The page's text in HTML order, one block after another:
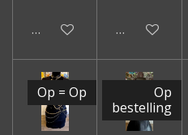
In winkelwagenHoud mij
Op = Op
Op
bestelling